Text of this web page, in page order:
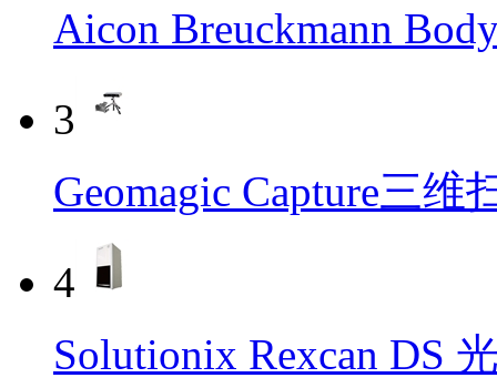
Aicon Breuckmann
3
Geomagic Capture三维
4
Solutionix Rexcan DS